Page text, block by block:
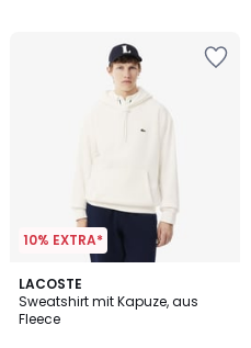
10% EXTRA*
LACOSTE
Sweatshirt mit Kapuze, aus
Fleece
4
Farben